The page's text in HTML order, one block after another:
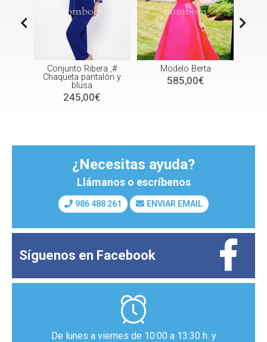
Conjunto Ribera ,#
Chaqueta pantalón y
blusa
245,00€
Modelo Berta
585,00€
¿Necesitas ayuda?
Llámanos o escríbenos
986 488 261 ENVIAR EMAIL
Síguenos en Facebook
De lunes a viernes de 10:00 a 13:30 h. y